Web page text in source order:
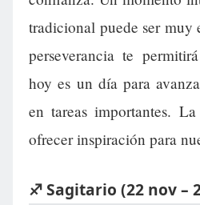
tradicional puede ser muy
perseverancia te
hoy es un día para
en tareas importantes.
ofrecer inspiración para
♐ Sagitario (22 nov –